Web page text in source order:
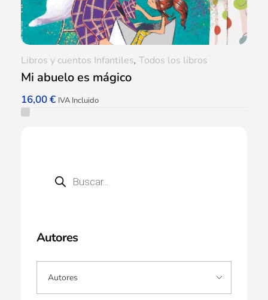
Mi abuelo es mágico
16,00€ IVA Incluido
Libros y cuentos Infantiles, Todos los libros
Autores